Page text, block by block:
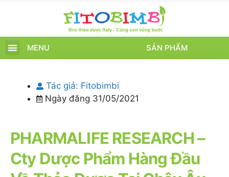
MENU SẢN PHẨM
Tác giả: Fitobimbi
Ngày đăng 31/05/2021
PHARMALIFE RESEARCH –
Cty Dược Phẩm Hàng Đầu